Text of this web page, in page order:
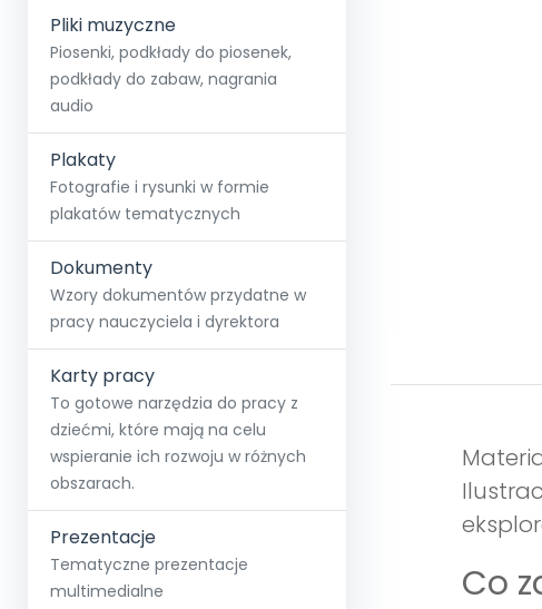
Pliki muzyczne
Piosenki, podkłady do piosenek,
podkłady do zabaw, nagrania
audio
Plakaty
Fotografie i rysunki w formie
plakatów tematycznych
Dokumenty
Wzory dokumentów przydatne w
pracy nauczyciela i dyrektora
Karty pracy
To gotowe narzędzia do pracy z
dziećmi, które mają na celu
wspieranie ich rozwoju w różnych
obszarach.
Prezentacje
Tematyczne prezentacje
multimedialne
Co